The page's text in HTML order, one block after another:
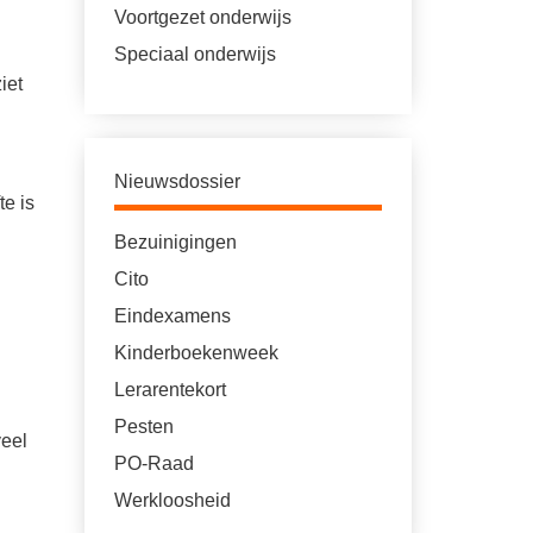
is
Voortgezet onderwijs
Speciaal onderwijs
Nieuwsdossier
Bezuinigingen
Cito
Eindexamens
Kinderboekenweek
Lerarentekort
Pesten
PO-Raad
Werkloosheid